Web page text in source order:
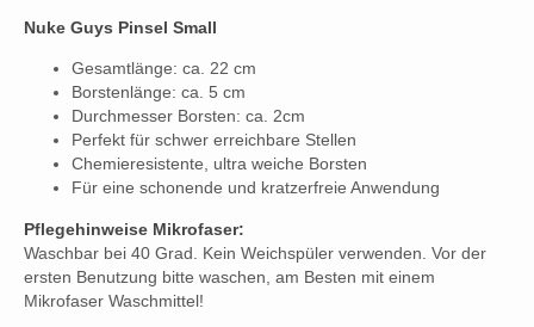
Nuke Guys Pinsel Small
Gesamtlänge: ca. 22 cm
Borstenlänge: ca. 5 cm
Durchmesser Borsten: ca. 2cm
Perfekt für schwer erreichbare Stellen
Chemieresistente, ultra weiche Borsten
Für eine schonende und kratzerfreie Anwendung
Pflegehinweise Mikrofaser:
Waschbar bei 40 Grad. Kein Weichspüler verwenden. Vor der
ersten Benutzung bitte waschen, am Besten mit einem
Mikrofaser Waschmittel!